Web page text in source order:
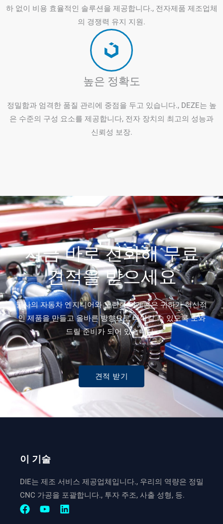
하 없이 비용 효율적인 솔루션을 제공합니다., 전자제품 제조업체
의 경쟁력 유지 지원.
높은 정확도
정밀함과 엄격한 품질 관리에 중점을 두고 있습니다., DEZE는 높
은 수준의 구성 요소를 제공합니다, 전자 장치의 최고의 성능과
신뢰성 보장.
지금 바로 전화해 무료
견적을 받으세요
당사의 자동차 엔지니어와 노련한 기계공은 귀하가 혁신적
인 제품을 만들고 올바른 방향으로 나아갈 수 있도록 도와
드릴 준비가 되어 있습니다..
견적 받기
이 기술
DIE는 제조 서비스 제공업체입니다., 우리의 역량은 정밀
CNC 가공을 포괄합니다., 투자 주조, 사출 성형, 등.